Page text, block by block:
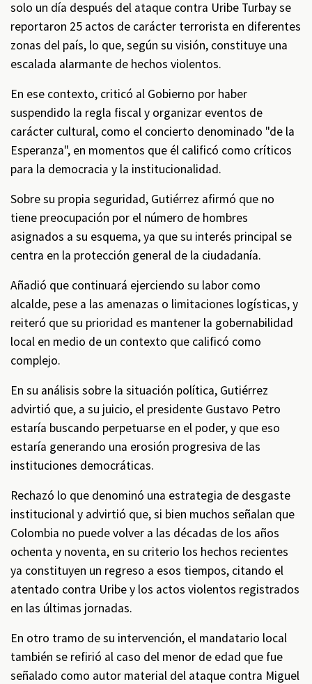
solo un día después del ataque contra Uribe Turbay se
reportaron 25 actos de carácter terrorista en diferentes
zonas del país, lo que, según su visión, constituye una
escalada alarmante de hechos violentos.
En ese contexto, criticó al Gobierno por haber
suspendido la regla fiscal y organizar eventos de
carácter cultural, como el concierto denominado "de la
Esperanza", en momentos que él calificó como críticos
para la democracia y la institucionalidad.
Sobre su propia seguridad, Gutiérrez afirmó que no
tiene preocupación por el número de hombres
asignados a su esquema, ya que su interés principal se
centra en la protección general de la ciudadanía.
Añadió que continuará ejerciendo su labor como
alcalde, pese a las amenazas o limitaciones logísticas, y
reiteró que su prioridad es mantener la gobernabilidad
local en medio de un contexto que calificó como
complejo.
En su análisis sobre la situación política, Gutiérrez
advirtió que, a su juicio, el presidente Gustavo Petro
estaría buscando perpetuarse en el poder, y que eso
estaría generando una erosión progresiva de las
instituciones democráticas.
Rechazó lo que denominó una estrategia de desgaste
institucional y advirtió que, si bien muchos señalan que
Colombia no puede volver a las décadas de los años
ochenta y noventa, en su criterio los hechos recientes
ya constituyen un regreso a esos tiempos, citando el
atentado contra Uribe y los actos violentos registrados
en las últimas jornadas.
En otro tramo de su intervención, el mandatario local
también se refirió al caso del menor de edad que fue
señalado como autor material del ataque contra Miguel